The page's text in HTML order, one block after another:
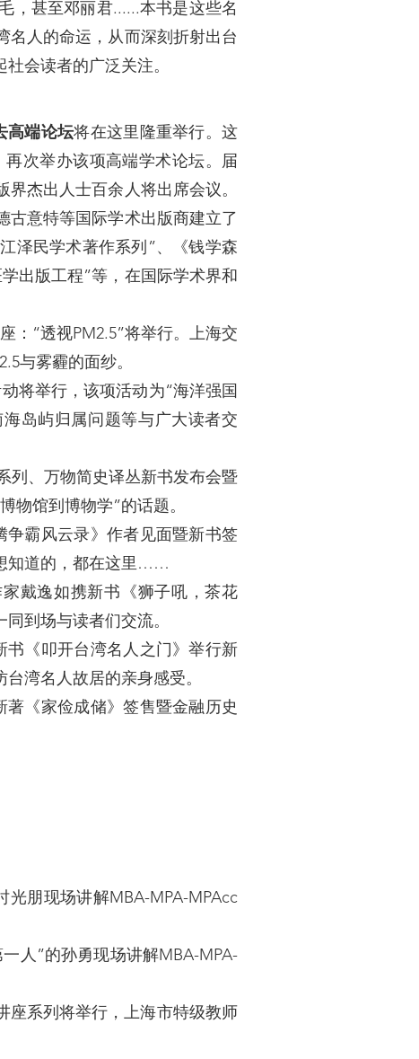
，甚至邓丽君......本书是这些名
名人的命运，从而深刻折射出台
会读者的广泛关注。
高端论坛将在这里隆重举行。这
次举办该项高端学术论坛。届
杰出人士百余人将出席会议。
古意特等国际学术出版商建立了
泽民学术著作系列”、《钱学森
出版工程”等，在国际学术界和
：“透视PM2.5”将举行。上海交
与雾霾的面纱。
将举行，该项活动为“海洋强国
岛屿归属问题等与广大读者交
列、万物简史译丛新书发布会暨
物馆到博物学”的话题。
争霸风云录》作者见面暨新书签
知道的，都在这里……
家戴逸如携新书《狮子吼，茶花
到场与读者们交流。
书《叩开台湾名人之门》举行新
湾名人故居的亲身感受。
著《家俭成储》签售暨金融历史
光朋现场讲解MBA-MPA-MPAcc
一人”的孙勇现场讲解MBA-MPA-
座系列将举行，上海市特级教师